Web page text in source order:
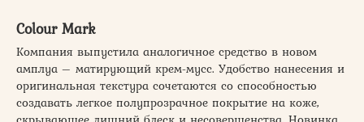
Colour Mark
Компания выпустила аналогичное средство в новом
амплуа – матирующий крем-мусс. Удобство нанесения и
оригинальная текстура сочетаются со способностью
создавать легкое полупрозрачное покрытие на коже,